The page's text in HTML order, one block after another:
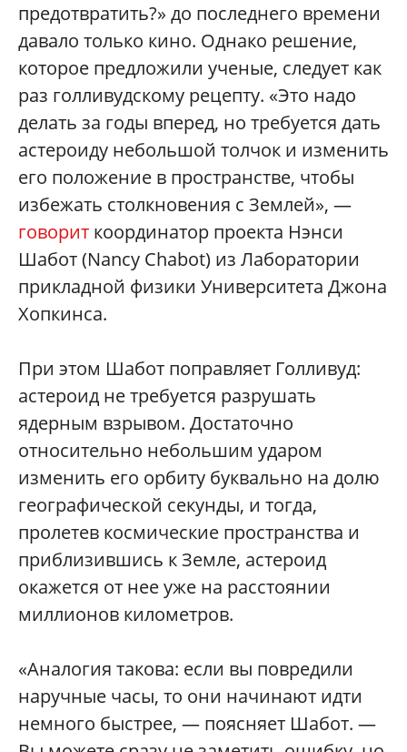
предотвратить?» до последнего времени
давало только кино. Однако решение,
которое предложили ученые, следует как
раз голливудскому рецепту. «Это надо
делать за годы вперед, но требуется дать
астероиду небольшой толчок и изменить
его положение в пространстве, чтобы
избежать столкновения с Землей», —
говорит координатор проекта Нэнси
Шабот (Nancy Chabot) из Лаборатории
прикладной физики Университета Джона
Хопкинса.
При этом Шабот поправляет Голливуд:
астероид не требуется разрушать
ядерным взрывом. Достаточно
относительно небольшим ударом
изменить его орбиту буквально на долю
географической секунды, и тогда,
пролетев космические пространства и
приблизившись к Земле, астероид
окажется от нее уже на расстоянии
миллионов километров.
«Аналогия такова: если вы повредили
наручные часы, то они начинают идти
немного быстрее, — поясняет Шабот. —